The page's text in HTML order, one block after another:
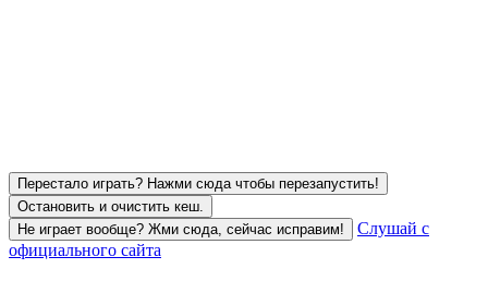
Перестало играть? Нажми сюда чтобы перезапустить!
Остановить и очистить кеш.
Не играет вообще? Жми сюда, сейчас исправим!
Слушай с
официального сайта